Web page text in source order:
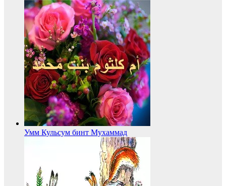
Умм Кульсум бинт Мухаммад